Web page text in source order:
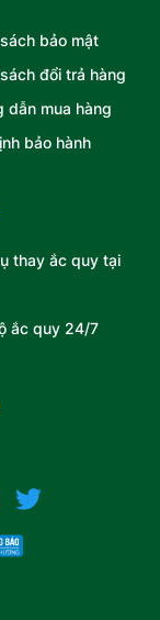
bảo mật
đổi trả hàng
dẫn mua hàng
bảo hành
thay ắc quy tại
ắc quy 24/7